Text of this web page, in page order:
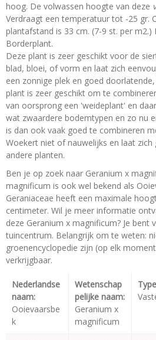
hoog. De volwassen hoogte van deze
Verdraagt een temperatuur tot -25 gr.
plantafstand is 33 cm. (7-9 st. per m2.)
Borderplant.
Deze plant is zeer geschikt voor de
blad, bloei, of vorm en laat zich
een zonnige plek en goed
plant is zeer geschikt om te
van oorsprong een 'weideplant' en
wat zwaardere bodemtypen en zo nu
is dan ook vaak goed te combineren
Woekert niet of nauwelijks en laat
andere planten.
Ben je op zoek naar Geranium x
magnificum is ook wel bekend als
Geraniaceae heeft een maximale
centimeter. Wil je meer informatie
deze Geranium x magnificum? Je bent
tuincentrum. Belangrijk om te weten:
groenencyclopedie zijn (op elk
verkrijgbaar.
Nederlandse
naam:
Ooievaarsbe
k
Wetenschap
pelijke naam:
Geranium x
magnificum